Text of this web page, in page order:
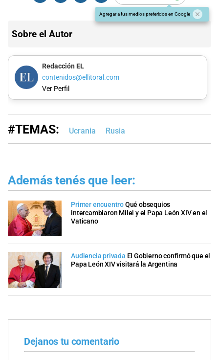
Agregar a tus medios preferidos en Google
Sobre el Autor
Redacción EL
contenidos@ellitoral.com
Ver Perfil
#TEMAS: Ucrania Rusia
Además tenés que leer:
Primer encuentroQué obsequios
intercambiaron Milei y el Papa León XIV en el
Vaticano
Audiencia privada El Gobierno confirmó que el
Papa León XIV visitará la Argentina
Dejanos tu comentario